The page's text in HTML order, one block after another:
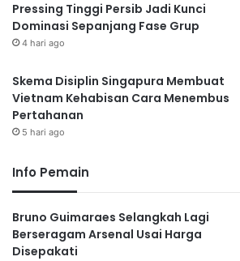
Pressing Tinggi Persib Jadi Kunci
Dominasi Sepanjang Fase Grup
4 hari ago
Skema Disiplin Singapura Membuat
Vietnam Kehabisan Cara Menembus
Pertahanan
5 hari ago
Info Pemain
Bruno Guimaraes Selangkah Lagi
Berseragam Arsenal Usai Harga
Disepakati